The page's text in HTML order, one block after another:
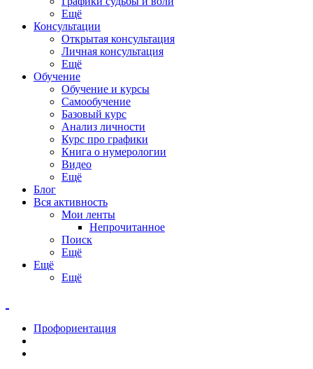
Ещё
Консультации
Открытая консультация
Личная консультация
Ещё
Обучение
Обучение и курсы
Самообучение
Базовый курс
Анализ личности
Курс про графики
Книга о нумерологии
Видео
Ещё
Блог
Вся активность
Мои ленты
Непрочитанное
Поиск
Ещё
Ещё
Ещё
Профориентация